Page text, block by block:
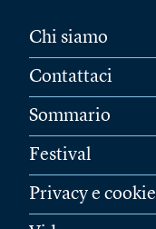
Chi siamo
Contattaci
Sommario
Festival
Privacy e cookie